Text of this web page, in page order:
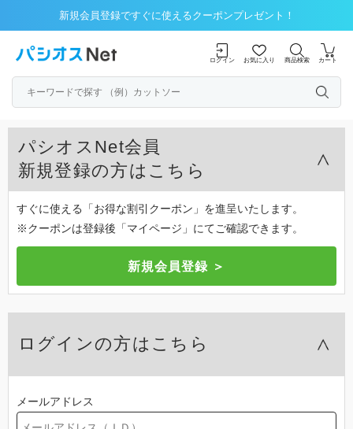
新規会員登録ですぐに使えるクーポンプレゼント！
ログイン お気に入り 商品検索 カート
パシオスNet会員
新規登録の方はこちら
すぐに使える「お得な割引クーポン」を進呈いたします。
※クーポンは登録後「マイページ」にてご確認できます。
ログインの方はこちら
メールアドレス